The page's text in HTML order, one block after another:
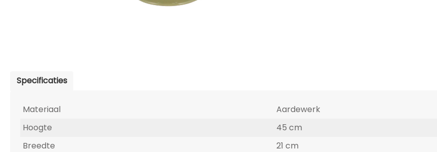
Specificaties
Materiaal
Aardewerk
Hoogte
45 cm
Breedte
21 cm